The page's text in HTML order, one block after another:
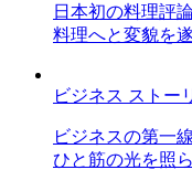
日本初の料理評
料理へと変貌を
ビジネス ストー
ビジネスの第一
ひと筋の光を照